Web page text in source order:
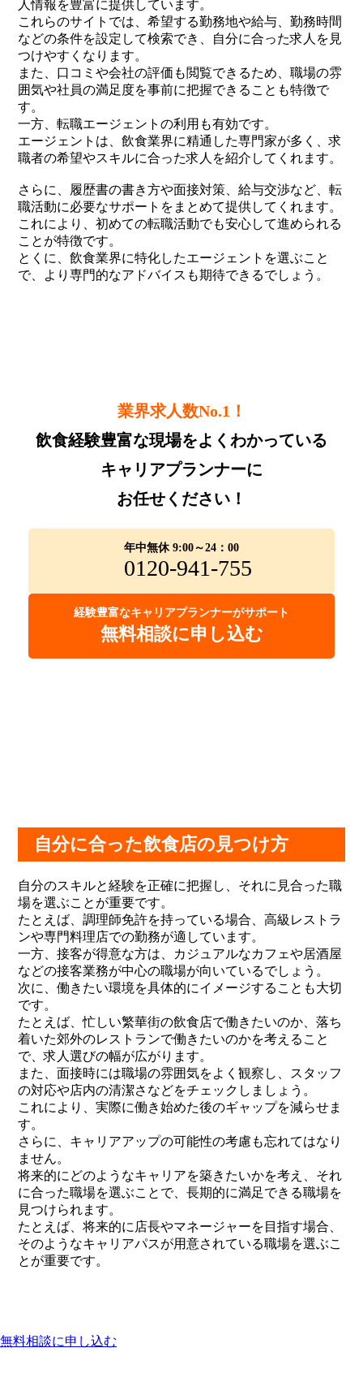
人情報を豊富に提供しています。
これらのサイトでは、希望する勤務地や給与、勤務時間
などの条件を設定して検索でき、自分に合った求人を見
つけやすくなります。
また、口コミや会社の評価も閲覧できるため、職場の雰
囲気や社員の満足度を事前に把握できることも特徴で
す。
一方、転職エージェントの利用も有効です。
エージェントは、飲食業界に精通した専門家が多く、求
職者の希望やスキルに合った求人を紹介してくれます。
さらに、履歴書の書き方や面接対策、給与交渉など、転
職活動に必要なサポートをまとめて提供してくれます。
これにより、初めての転職活動でも安心して進められる
ことが特徴です。
とくに、飲食業界に特化したエージェントを選ぶこと
で、より専門的なアドバイスも期待できるでしょう。
業界求人数No.1！
飲食経験豊富な現場をよくわかっている
キャリアプランナーに
お任せください！
年中無休 9:00～24：00
0120-941-755
経験豊富なキャリアプランナーがサポート
無料相談に申し込む
自分に合った飲食店の見つけ方
自分のスキルと経験を正確に把握し、それに見合った職
場を選ぶことが重要です。
たとえば、調理師免許を持っている場合、高級レストラ
ンや専門料理店での勤務が適しています。
一方、接客が得意な方は、カジュアルなカフェや居酒屋
などの接客業務が中心の職場が向いているでしょう。
次に、働きたい環境を具体的にイメージすることも大切
です。
たとえば、忙しい繁華街の飲食店で働きたいのか、落ち
着いた郊外のレストランで働きたいのかを考えること
で、求人選びの幅が広がります。
また、面接時には職場の雰囲気をよく観察し、スタッフ
の対応や店内の清潔さなどをチェックしましょう。
これにより、実際に働き始めた後のギャップを減らせま
す。
さらに、キャリアアップの可能性の考慮も忘れてはなり
ません。
将来的にどのようなキャリアを築きたいかを考え、それ
に合った職場を選ぶことで、長期的に満足できる職場を
見つけられます。
たとえば、将来的に店長やマネージャーを目指す場合、
そのようなキャリアパスが用意されている職場を選ぶこ
とが重要です。
無料相談に申し込む